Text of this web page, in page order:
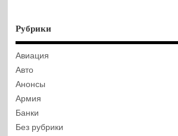
Рубрики
Авиация
Авто
Анонсы
Армия
Банки
Без рубрики